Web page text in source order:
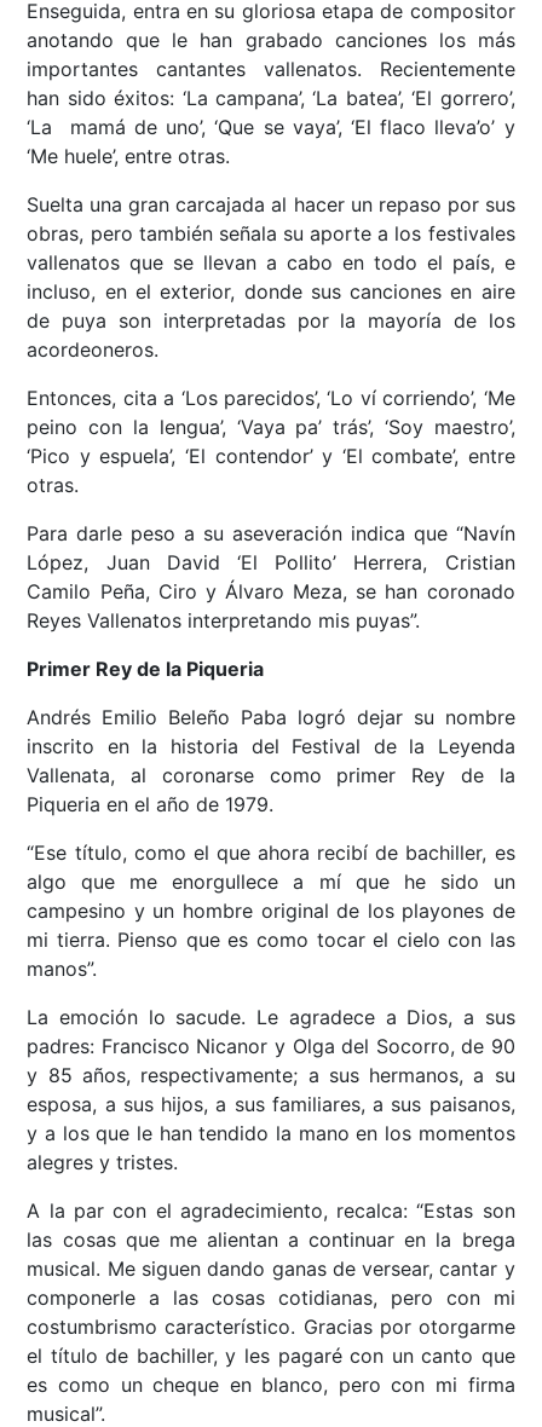
Enseguida, entra en su gloriosa etapa de compositor
anotando que le han grabado canciones los más
importantes cantantes vallenatos. Recientemente
han sido éxitos: ‘La campana’, ‘La batea’, ‘El gorrero’,
‘La mamá de uno’, ‘Que se vaya’, ‘El flaco lleva’o’ y
‘Me huele’, entre otras.
Suelta una gran carcajada al hacer un repaso por sus
obras, pero también señala su aporte a los festivales
vallenatos que se llevan a cabo en todo el país, e
incluso, en el exterior, donde sus canciones en aire
de puya son interpretadas por la mayoría de los
acordeoneros.
Entonces, cita a ‘Los parecidos’, ‘Lo ví corriendo’, ‘Me
peino con la lengua’, ‘Vaya pa’ trás’, ‘Soy maestro’,
‘Pico y espuela’, ‘El contendor’ y ‘El combate’, entre
otras.
Para darle peso a su aseveración indica que “Navín
López, Juan David ‘El Pollito’ Herrera, Cristian
Camilo Peña, Ciro y Álvaro Meza, se han coronado
Reyes Vallenatos interpretando mis puyas”.
Primer Rey de la Piqueria
Andrés Emilio Beleño Paba logró dejar su nombre
inscrito en la historia del Festival de la Leyenda
Vallenata, al coronarse como primer Rey de la
Piqueria en el año de 1979.
“Ese título, como el que ahora recibí de bachiller, es
algo que me enorgullece a mí que he sido un
campesino y un hombre original de los playones de
mi tierra. Pienso que es como tocar el cielo con las
manos”.
La emoción lo sacude. Le agradece a Dios, a sus
padres: Francisco Nicanor y Olga del Socorro, de 90
y 85 años, respectivamente; a sus hermanos, a su
esposa, a sus hijos, a sus familiares, a sus paisanos,
y a los que le han tendido la mano en los momentos
alegres y tristes.
A la par con el agradecimiento, recalca: “Estas son
las cosas que me alientan a continuar en la brega
musical. Me siguen dando ganas de versear, cantar y
componerle a las cosas cotidianas, pero con mi
costumbrismo característico. Gracias por otorgarme
el título de bachiller, y les pagaré con un canto que
es como un cheque en blanco, pero con mi firma
musical”.